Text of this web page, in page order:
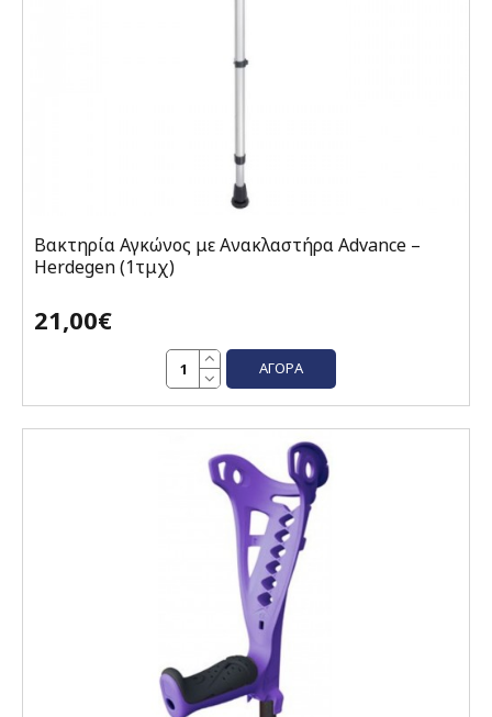
Βακτηρία Αγκώνος με Ανακλαστήρα Advance –
Herdegen (1τμχ)
21,00€
ΑΓΟΡΆ